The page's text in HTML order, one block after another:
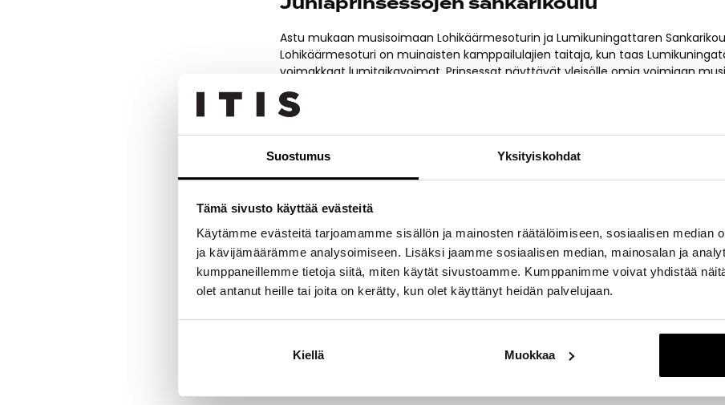
Suostumus Yksityiskohdat
Tämä sivusto käyttää evästeitä
Käytämme evästeitä tarjoamamme sisällön ja mainosten räätälöimiseen, sosiaalisen median
ja kävijämäärämme analysoimiseen. Lisäksi jaamme sosiaalisen median, mainosalan ja
kumppaneillemme tietoja siitä, miten käytät sivustoamme. Kumppanimme voivat yhdistää
olet antanut heille tai joita on kerätty, kun olet käyttänyt heidän palvelujaan.
Kiellä Muokkaa
Astu mukaan musisoimaan Lohikäärmesoturin ja Lumikuningattaren
Lohikäärmesoturi on muinaisten kamppailulajien taitaja, kun taas
voimakkaat lumitaikavoimat. Prinsessat näyttävät yleisölle omia voimiaan
siivittäminä. Tunnistatko oman voimasi? Yhdessä opimme leikkien, liikkuen ja
sisäinen voima on tärkeintä!
GS/24 – Goodbye Summer 2024 Fest
Lavalle nousevat DJ, nuoria artisteja ja illan päätteeksi
Pike.Festivaali on ilmainen, päihteetön ja avoin kaikille.
GS/24 on osa Helsingin kaupungin nuorisopalveluiden Nuorten budjetti –
Yhteistyössä
Kauppakeskus Itis
FULLSTEAM AGENCY OY